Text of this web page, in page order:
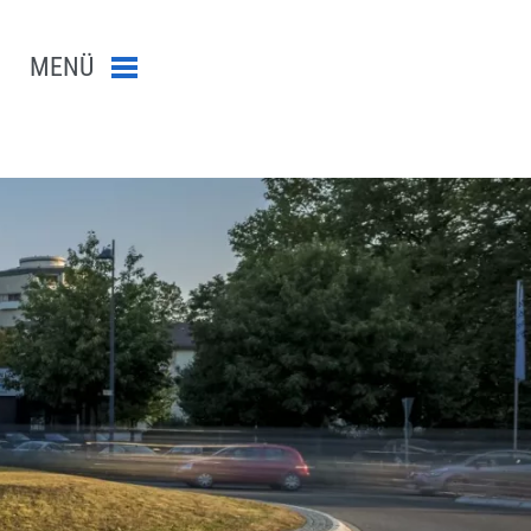
abschicken
MENÜ Menü schließen